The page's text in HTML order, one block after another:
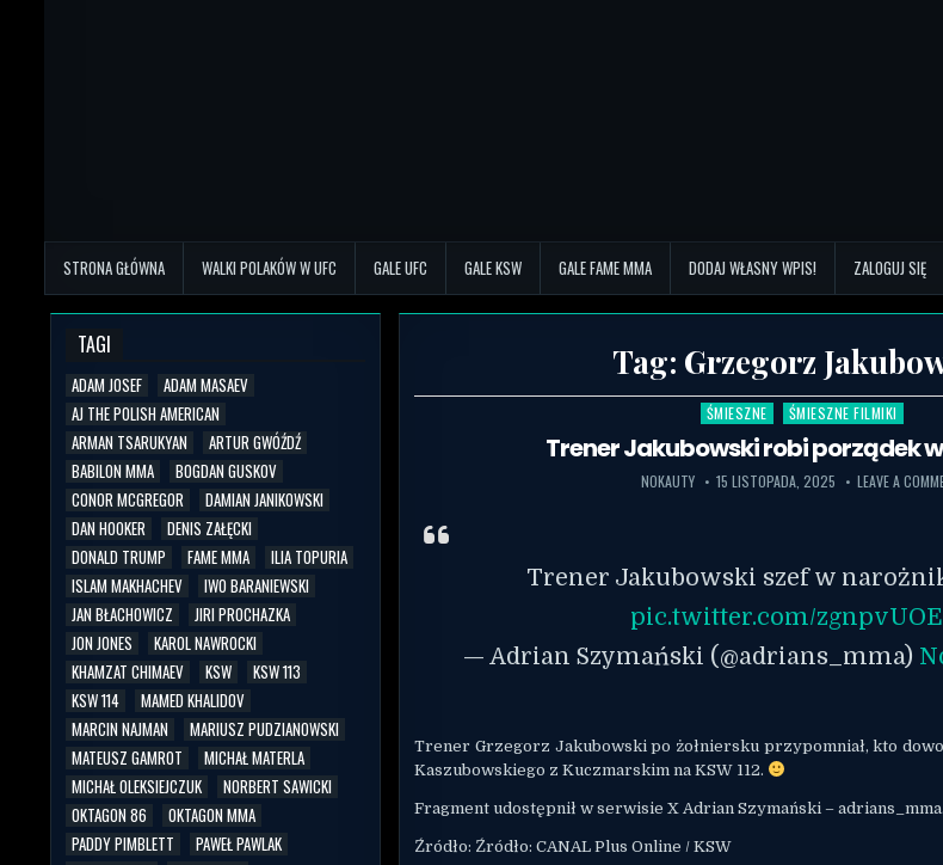
STRONA GŁÓWNA WALKI POLAKÓW W UFC GALE UFC GALE KSW GALE FAME MMA DODAJ WŁASNY WPIS! ZALOGUJ SIĘ
Tag: Grzegorz
Posted in
ŚMIESZNE ŚMIESZNE FILMIKI
Trener Jakubowski robi porządek
NOKAUTY 15 LISTOPADA, 2025 LEAVE A
Trener Jakubowski szef w
pic.twitter.com/
— Adrian Szymański (@adrians_mma)
Trener Grzegorz Jakubowski po żołniersku przypomniał, kto
Kaszubowskiego z Kuczmarskim na KSW 112.
Fragment udostępnił w serwisie X Adrian Szymański – adrians_mma.
Źródło: Źródło: CANAL Plus Online / KSW
TAGI
ADAM JOSEF
ADAM MASAEV
AJ THE POLISH AMERICAN
ARMAN TSARUKYAN
ARTUR GWÓŹDŹ
BABILON MMA
BOGDAN GUSKOV
CONOR MCGREGOR
DAMIAN JANIKOWSKI
DAN HOOKER
DENIS ZAŁĘCKI
DONALD TRUMP
FAME MMA
ILIA TOPURIA
ISLAM MAKHACHEV
IWO BARANIEWSKI
JAN BŁACHOWICZ
JIRI PROCHAZKA
JON JONES
KAROL NAWROCKI
KHAMZAT CHIMAEV
KSW
KSW 113
KSW 114
MAMED KHALIDOV
MARCIN NAJMAN
MARIUSZ PUDZIANOWSKI
MATEUSZ GAMROT
MICHAŁ MATERLA
MICHAŁ OLEKSIEJCZUK
NORBERT SAWICKI
OKTAGON 86
OKTAGON MMA
PADDY PIMBLETT
PAWEŁ PAWLAK